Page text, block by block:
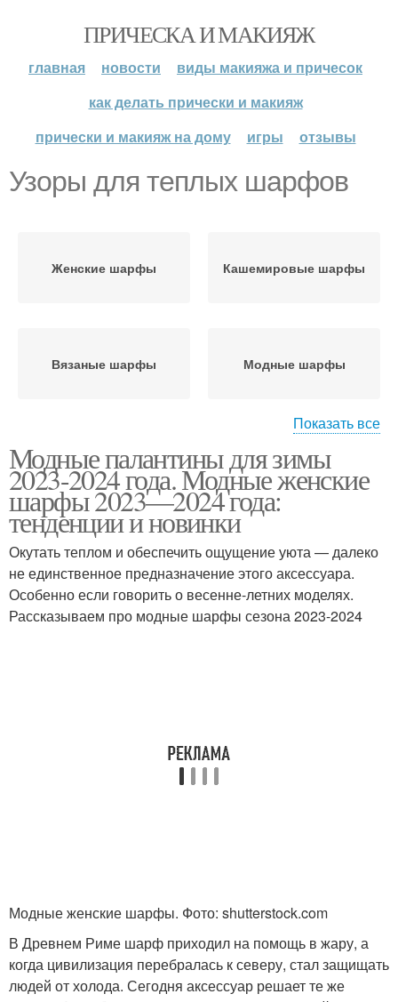
ПРИЧЕСКА И МАКИЯЖ
главная новости
виды макияжа и причесок
как делать прически и макияж
прически и макияж на дому
игры отзывы
Узоры для теплых шарфов
Женские шарфы Кашемировые шарфы
Вязаные шарфы Модные шарфы
Теплый аксессуар Шарфы с бахромой
Шарфы с помпонами Меховые шарфы
шарфа
Узор для шарфа
Показать все
Модные палантины для зимы
2023-2024 года. Модные женские
шарфы 2023—2024 года:
тенденции и новинки
Окутать теплом и обеспечить ощущение уюта — далеко
не единственное предназначение этого аксессуара.
Особенно если говорить о весенне-летних моделях.
Рассказываем про модные шарфы сезона 2023-2024
Модные женские шарфы. Фото: shutterstock.com
В Древнем Риме шарф приходил на помощь в жару, а
когда цивилизация перебралась к северу, стал защищать
людей от холода. Сегодня аксессуар решает те же